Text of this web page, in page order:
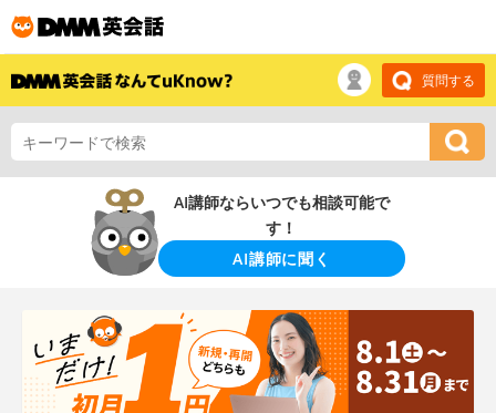
質問する
AI講師ならいつでも相談可能で
す！
AI講師に聞く